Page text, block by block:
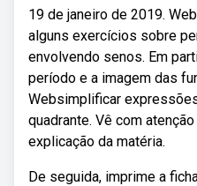
19 de janeiro de 2019.
alguns exercícios sobre
envolvendo senos. Em
período e a imagem das
Websimplificar
quadrante. Vê com
explicação da matéria.
De seguida, imprime a